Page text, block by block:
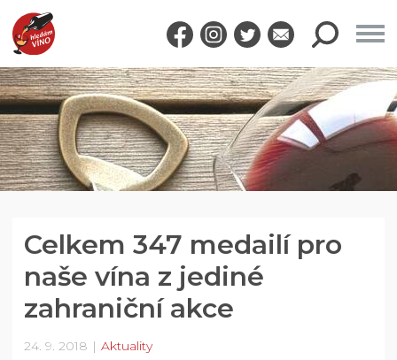
Celkem 347 medailí pro
naše vína z jediné
zahraniční akce
24. 9. 2018 Aktuality